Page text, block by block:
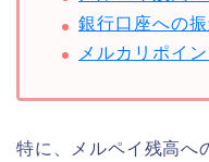
銀行口座への
メルカリポイ
特に、メルペイ残高へ